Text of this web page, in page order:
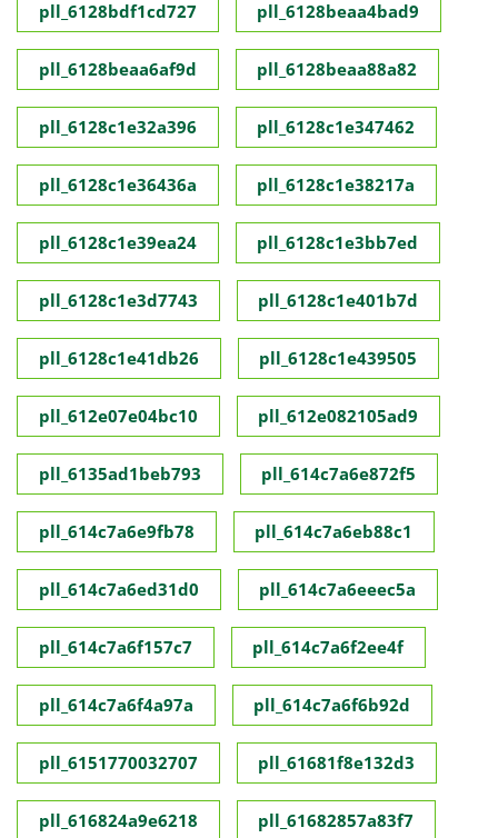
pll_6128bdf1cd727 pll_6128beaa4bad9
pll_6128beaa6af9d pll_6128beaa88a82
pll_6128c1e32a396 pll_6128c1e347462
pll_6128c1e36436a pll_6128c1e38217a
pll_6128c1e39ea24 pll_6128c1e3bb7ed
pll_6128c1e3d7743 pll_6128c1e401b7d
pll_6128c1e41db26 pll_6128c1e439505
pll_612e07e04bc10 pll_612e082105ad9
pll_6135ad1beb793 pll_614c7a6e872f5
pll_614c7a6e9fb78 pll_614c7a6eb88c1
pll_614c7a6ed31d0 pll_614c7a6eeec5a
pll_614c7a6f157c7 pll_614c7a6f2ee4f
pll_614c7a6f4a97a pll_614c7a6f6b92d
pll_6151770032707 pll_61681f8e132d3
pll_616824a9e6218 pll_61682857a83f7